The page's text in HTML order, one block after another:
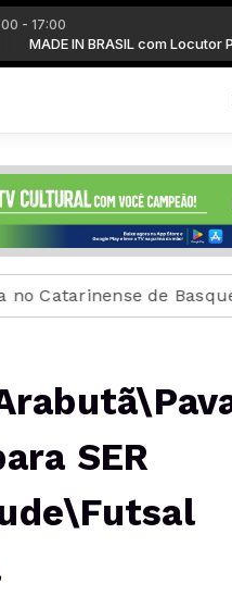
- 17:00
MADE IN BRASIL com Locutor
Made in Brazil - Parte 3
de Basquete
SER